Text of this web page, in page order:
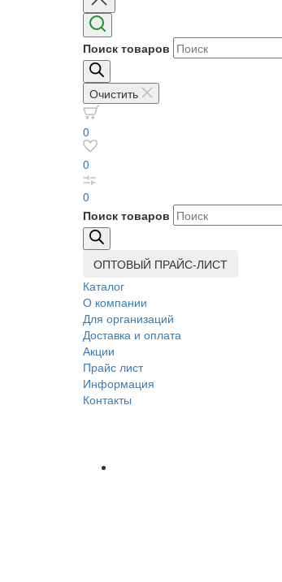
Поиск товаров
Очистить
0
0
0
Поиск товаров
ОПТОВЫЙ ПРАЙС-ЛИСТ
Каталог
О компании
Для организаций
Доставка и оплата
Акции
Прайс лист
Информация
Контакты